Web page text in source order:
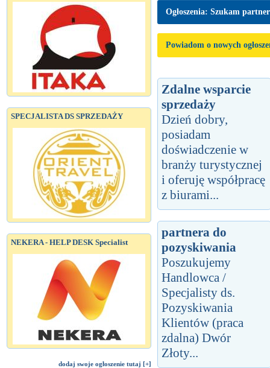
SPECJALISTA DS SPRZEDAŻY
NEKERA - HELP DESK Specialist
dodaj swoje ogłoszenie tutaj [+]
Ogłoszenia: Szukam
Powiadom o nowych
Zdalne wsparcie
sprzedaży
Dzień dobry,
posiadam
doświadczenie w
branży turystycznej
i oferuję współpracę
z biurami...
partnera do
pozyskiwania
Poszukujemy
Handlowca /
Specjalisty ds.
Pozyskiwania
Klientów (praca
zdalna) Dwór
Złoty...